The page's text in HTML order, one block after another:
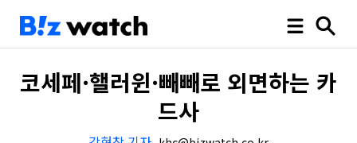
코세페·핼러윈·빼빼로 외면하는 카
드사